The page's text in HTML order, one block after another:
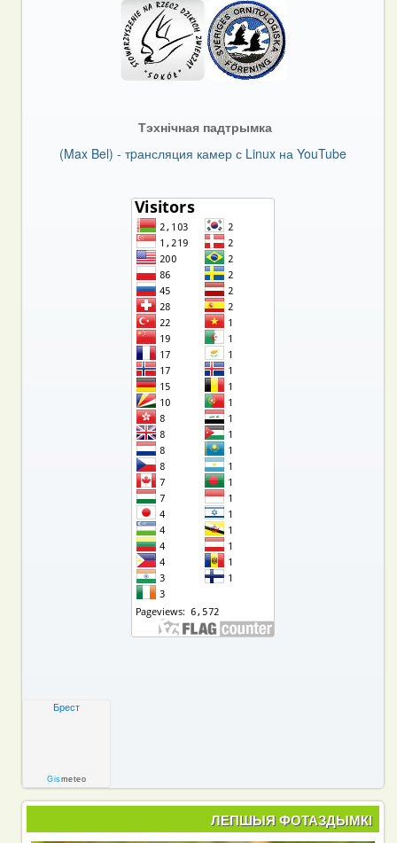
Тэхнічная падтрымка
(Max Bel) - тpансляция камер с Linux на YouTube
Брест
Gismeteo
ЛЕПШЫЯ ФОТАЗДЫМКІ